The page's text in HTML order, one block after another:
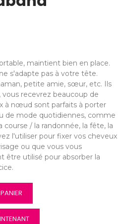
maintient bien en place.
s'adapte pas à votre tête.
petite amie, sœur, etc. Ils
recevrez beaucoup de
à nœud sont parfaits à porter
de mode quotidiennes, comme
course / la randonnée, la fête, la
l'utiliser pour fixer vos cheveux
ou que vous vous
être utilisé pour absorber la